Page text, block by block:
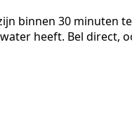
binnen 30 minuten
heeft. Bel direct,